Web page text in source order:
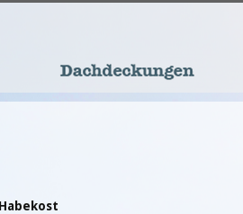
Dachdeckungen